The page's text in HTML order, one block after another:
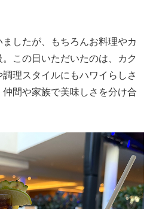
したが、もちろんお料理やカ
この日いただいたのは、カク
理スタイルにもハワイらしさ
間や家族で美味しさを分け合